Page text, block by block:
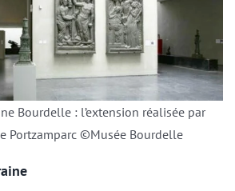
Bourdelle : l’extension réalisée par
Portzamparc ©Musée Bourdelle